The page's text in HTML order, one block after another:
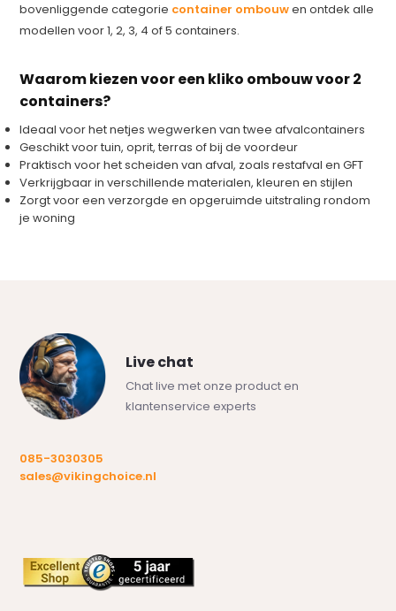
bovenliggende categorie container ombouwen ontdek alle
modellen voor 1, 2, 3, 4 of 5 containers.
Waarom kiezen voor een kliko ombouw voor 2
containers?
Ideaal voor het netjes wegwerken van twee afvalcontainers
Geschikt voor tuin, oprit, terras of bij de voordeur
Praktisch voor het scheiden van afval, zoals restafval en GFT
Verkrijgbaar in verschillende materialen, kleuren en stijlen
Zorgt voor een verzorgde en opgeruimde uitstraling rondom
je woning
Live chat
Chat live met onze product en
klantenservice experts
085-3030305
sales@vikingchoice.nl